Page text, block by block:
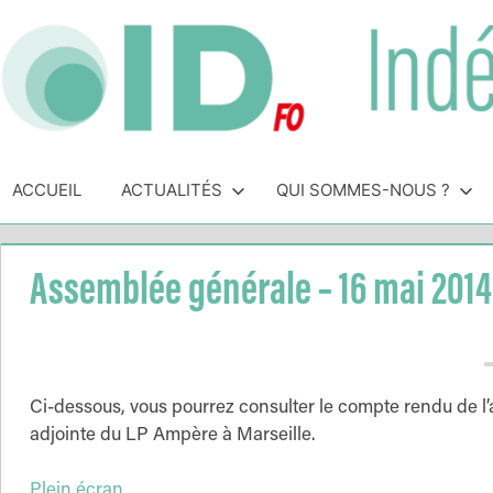
content
&
Direction
indépendant
direction
ACCUEIL ACTUALITÉS QUI SOMMES-NOUS ?
Assemblée générale – 16 mai 2014
Ci-dessous, vous pourrez consulter le compte rendu de
adjointe du LP Ampère à Marseille.